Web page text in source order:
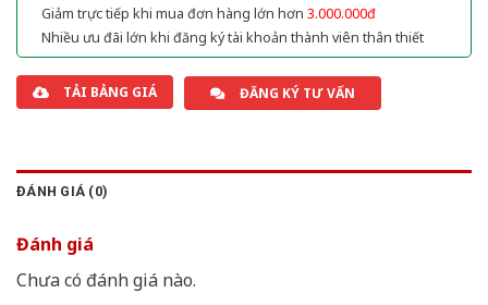
Giảm trực tiếp khi mua đơn hàng lớn hơn 3.000.000đ
Nhiều ưu đãi lớn khi đăng ký tài khoản thành viên thân thiết
TẢI BẢNG GIÁ ĐĂNG KÝ TƯ VẤN
ĐÁNH GIÁ (0)
Đánh giá
Chưa có đánh giá nào.